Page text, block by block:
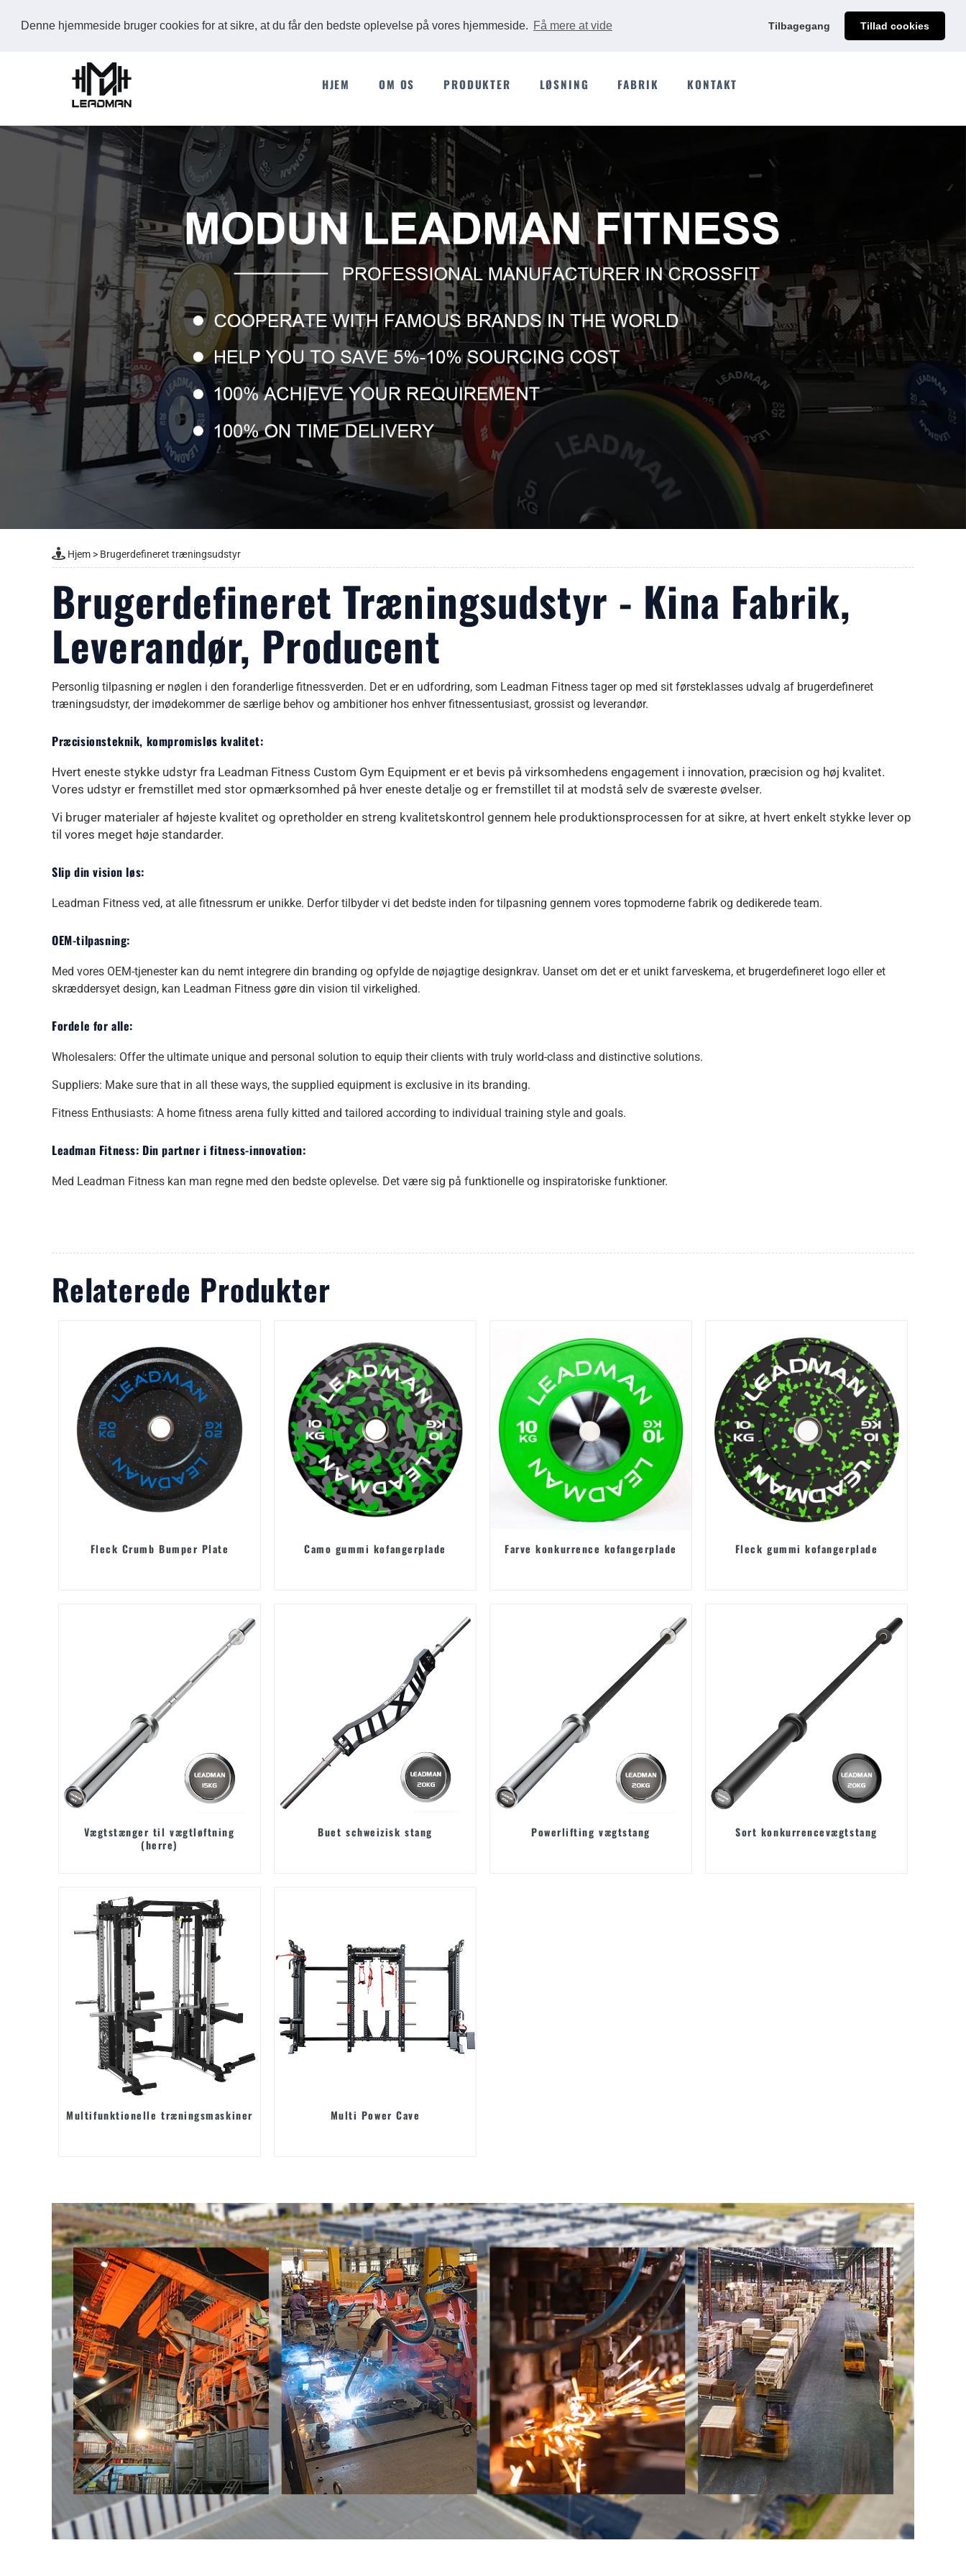
Denne hjemmeside bruger cookies for at sikre, at du får den bedste oplevelse på vores hjemmeside. Få mere at vide Tilbagegang Tillad cookies
Få et uforpligtende tilbud skræddersyet til dig
HJEM OM OS PRODUKTER LØSNING FABRIK KONTAKT
Hjem> Brugerdefineret træningsudstyr
Brugerdefineret Træningsudstyr - Kina Fabrik,
Leverandør, Producent
Personlig tilpasning er nøglen i den foranderlige fitnessverden. Det er en udfordring, som Leadman Fitness tager op med sit førsteklasses udvalg af brugerdefineret
træningsudstyr, der imødekommer de særlige behov og ambitioner hos enhver fitnessentusiast, grossist og leverandør.
Præcisionsteknik, kompromisløs kvalitet:
Hvert eneste stykke udstyr fra Leadman Fitness Custom Gym Equipment er et bevis på virksomhedens engagement i innovation, præcision og høj kvalitet.
Vores udstyr er fremstillet med stor opmærksomhed på hver eneste detalje og er fremstillet til at modstå selv de sværeste øvelser.
Vi bruger materialer af højeste kvalitet og opretholder en streng kvalitetskontrol gennem hele produktionsprocessen for at sikre, at hvert enkelt stykke lever op
til vores meget høje standarder.
Slip din vision løs:
Leadman Fitness ved, at alle fitnessrum er unikke. Derfor tilbyder vi det bedste inden for tilpasning gennem vores topmoderne fabrik og dedikerede team.
OEM-tilpasning:
Med vores OEM-tjenester kan du nemt integrere din branding og opfylde de nøjagtige designkrav. Uanset om det er et unikt farveskema, et brugerdefineret logo eller et
skræddersyet design, kan Leadman Fitness gøre din vision til virkelighed.
Fordele for alle:
Wholesalers: Offer the ultimate unique and personal solution to equip their clients with truly world-class and distinctive solutions.
Suppliers: Make sure that in all these ways, the supplied equipment is exclusive in its branding.
Fitness Enthusiasts: A home fitness arena fully kitted and tailored according to individual training style and goals.
Leadman Fitness: Din partner i fitness-innovation:
Med Leadman Fitness kan man regne med den bedste oplevelse. Det være sig på funktionelle og inspiratoriske funktioner.
Relaterede Produkter
Fleck Crumb Bumper Plate Camo gummi kofangerplade Farve konkurrence kofangerplade Fleck gummi kofangerplade
Vægtstænger til vægtløftning
(herre)
Buet schweizisk stang Powerlifting vægtstang Sort konkurrencevægtstang
Multifunktionelle træningsmaskiner Multi Power Cave